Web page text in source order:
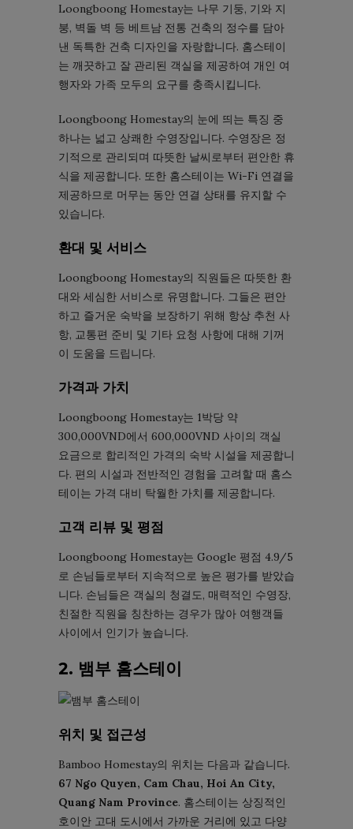
Loongboong Homestay는 나무 기둥, 기와 지
붕, 벽돌 벽 등 베트남 전통 ​​건축의 정수를 담아
낸 독특한 건축 디자인을 자랑합니다. 홈스테이
는 깨끗하고 잘 관리된 객실을 제공하여 개인 여
행자와 가족 모두의 요구를 충족시킵니다.
Loongboong Homestay의 눈에 띄는 특징 중
하나는 넓고 상쾌한 수영장입니다. 수영장은 정
기적으로 관리되며 따뜻한 날씨로부터 편안한 휴
식을 제공합니다. 또한 홈스테이는 Wi-Fi 연결을
제공하므로 머무는 동안 연결 상태를 유지할 수
있습니다.
환대 및 서비스
Loongboong Homestay의 직원들은 따뜻한 환
대와 세심한 서비스로 유명합니다. 그들은 편안
하고 즐거운 숙박을 보장하기 위해 항상 추천 사
항, 교통편 준비 및 기타 요청 사항에 대해 기꺼
이 도움을 드립니다.
가격과 가치
Loongboong Homestay는 1박당 약
300,000VND에서 600,000VND 사이의 객실
요금으로 합리적인 가격의 숙박 시설을 제공합니
다. 편의 시설과 전반적인 경험을 고려할 때 홈스
테이는 가격 대비 탁월한 가치를 제공합니다.
고객 리뷰 및 평점
Loongboong Homestay는 Google 평점 4.9/5
로 손님들로부터 지속적으로 높은 평가를 받았습
니다. 손님들은 객실의 청결도, 매력적인 수영장,
친절한 직원을 칭찬하는 경우가 많아 여행객들
사이에서 인기가 높습니다.
2. 뱀부 홈스테이
위치 및 접근성
Bamboo Homestay의 위치는 다음과 같습니다.
67 Ngo Quyen, Cam Chau, Hoi An City,
Quang Nam Province. 홈스테이는 상징적인
호이안 고대 도시에서 가까운 거리에 있고 다양